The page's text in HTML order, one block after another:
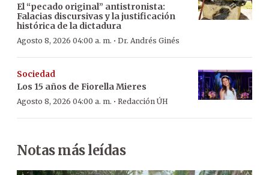
El “pecado original” antistronista:
Falacias discursivas y la justificación
histórica de la dictadura
Agosto 8, 2026 04:00 a. m. · Dr. Andrés Ginés
Sociedad
Los 15 años de Fiorella Mieres
Agosto 8, 2026 04:00 a. m. · Redacción ÚH
Notas más leídas